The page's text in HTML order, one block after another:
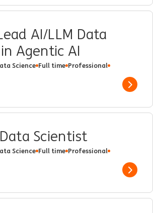
AI/LLM Data
Agentic AI
Science Full time Professional
Show
Scientist
Science Full time Professional
Show